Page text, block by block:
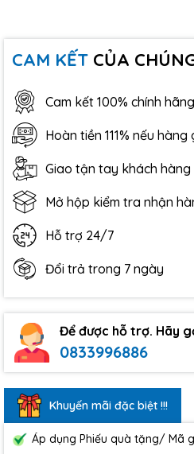
CAM KẾT CỦA
Cam kết 100% chính hãng
Hoàn tiền 111% nếu hàng
Giao tận tay khách hàng
Mở hộp kiểm tra nhận
Hỗ trợ 24/7
Đổi trả trong 7 ngày
Để được hỗ trợ. Hãy
0833996886
Khuyến mãi đặc biệt !!!
Áp dụng Phiếu quà tặng/ Mã